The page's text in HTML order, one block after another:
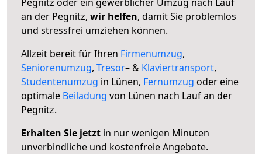
an der Pegnitz, wir helfen, damit Sie problemlos
und stressfrei umziehen können.
Allzeit bereit für Ihren Firmenumzug,
Seniorenumzug, Tresor– & Klaviertransport,
Studentenumzug in Lünen, Fernumzug oder eine
optimale Beiladung von Lünen nach Lauf an der
Pegnitz.
Erhalten Sie jetzt in nur wenigen Minuten
unverbindliche und kostenfreie Angebote.